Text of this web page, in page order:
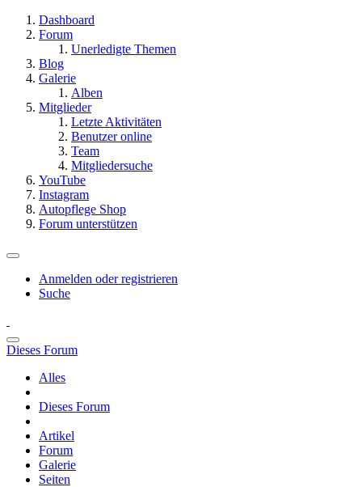
Dashboard
Forum
Unerledigte Themen
Blog
Galerie
Alben
Mitglieder
Letzte Aktivitäten
Benutzer online
Team
Mitgliedersuche
YouTube
Instagram
Autopflege Shop
Forum unterstützen
Anmelden oder registrieren
Suche
Dieses Forum
Alles
Dieses Forum
Artikel
Forum
Galerie
Seiten